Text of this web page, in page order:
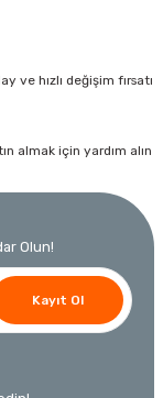
ve hızlı değişim fırsatı
almak için yardım alın
Olun!
Kayıt Ol